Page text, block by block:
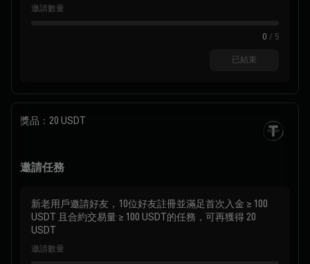
邀請數量
0 / 5
已結束
獎品： 20 USDT
邀請任務
新老用戶邀請好友，10位好友註冊並滿足首次入金 ≥ 100
USDT 且合約交易量 ≥ 100 USDT的任務，可再獲得 20
USDT
邀請數量